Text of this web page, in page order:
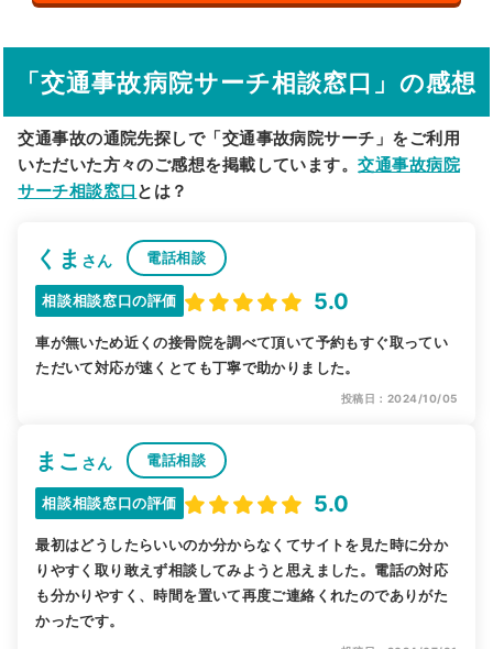
その他の検索方法
駅から探す 院名から探す
「交通事故病院サーチ相談窓口」の感想
交通事故の通院先探しで「交通事故病院サーチ」をご利用
いただいた方々のご感想を掲載しています。交通事故病院
サーチ相談窓口 とは？
くま さん 電話相談
相談相談窓口の評価 5.0
車が無いため近くの接骨院を調べて頂いて予約もすぐ取ってい
ただいて対応が速くとても丁寧で助かりました。
投稿日：2024/10/05
まこ さん 電話相談
相談相談窓口の評価 5.0
最初はどうしたらいいのか分からなくてサイトを見た時に分か
りやすく取り敢えず相談してみようと思えました。電話の対応
も分かりやすく、時間を置いて再度ご連絡くれたのでありがた
かったです。